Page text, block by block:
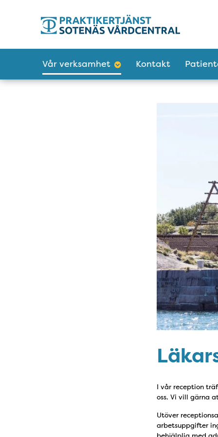
Vår verksamhet Kontakt
I vår reception
oss. Vi vill gärna
Utöver
arbetsuppgifter